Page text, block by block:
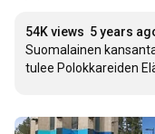
54K views 5 years
Suomalainen
tulee Polokkareiden